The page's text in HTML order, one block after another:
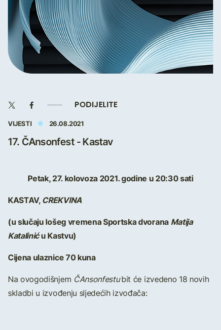
PODIJELITE
VIJESTI 26.08.2021
17. ČAnsonfest - Kastav
Petak, 27. kolovoza 2021. godine u 20:30 sati
KASTAV, CREKVINA
(u slučaju lošeg vremena Sportska dvorana Matija
Kataliniću Kastvu)
Cijena ulaznice 70 kuna
Na ovogodišnjem ČAnsonfestubit će izvedeno 18 novih
skladbi u izvođenju sljedećih izvođača: